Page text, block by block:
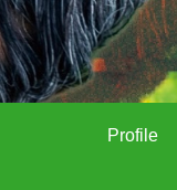
Profile